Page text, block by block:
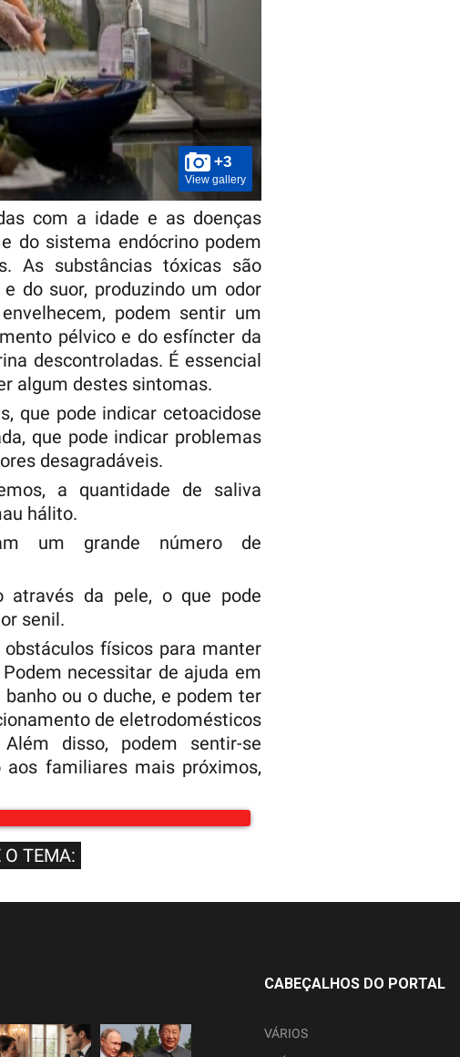
+3
View gallery
com a idade e as doenças
do sistema endócrino podem
As substâncias tóxicas são
do suor, produzindo um odor
podem sentir um
pélvico e do esfíncter da
descontroladas. É essencial
algum destes sintomas.
que pode indicar cetoacidose
que pode indicar problemas
desagradáveis.
a quantidade de saliva
hálito.
um grande número de
através da pele, o que pode
senil.
físicos para manter
necessitar de ajuda em
ou o duche, e podem ter
de eletrodomésticos
disso, podem sentir-se
aos familiares mais próximos,
O TEMA:
CABEÇALHOS DO PORTAL
VÁRIOS